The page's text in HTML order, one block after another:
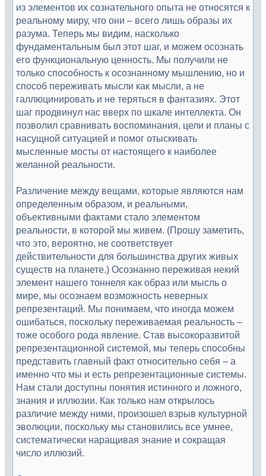
из элементов их сознательного опыта не относятся к
реальному миру, что они – всего лишь образы их
разума. Теперь мы видим, насколько
фундаментальным был этот шаг, и можем осознать
его функциональную ценность. Мы получили не
только способность к осознанному мышлению, но и
способ переживать мысли как мысли, а не
галлюцинировать и не теряться в фантазиях. Этот
шаг продвинул нас вверх по шкале интеллекта. Он
позволил сравнивать воспоминания, цели и планы с
насущной ситуацией и помог отыскивать
мысленные мосты от настоящего к наиболее
желанной реальности.
Различение между вещами, которые являются нам
определенным образом, и реальными,
объективными фактами стало элементом
реальности, в которой мы живем. (Прошу заметить,
что это, вероятно, не соответствует
действительности для большинства других живых
существ на планете.) Осознанно переживая некий
элемент нашего тоннеля как образ или мысль о
мире, мы осознаем возможность неверных
репрезентаций. Мы понимаем, что иногда можем
ошибаться, поскольку переживаемая реальность –
тоже особого рода явление. Став высокоразвитой
репрезентационной системой, мы теперь способны
представить главный факт относительно себя – а
именно что мы и есть репрезентационные системы.
Нам стали доступны понятия истинного и ложного,
знания и иллюзии. Как только нам открылось
различие между ними, произошел взрыв культурной
эволюции, поскольку мы становились все умнее,
систематически наращивая знание и сокращая
число иллюзий.